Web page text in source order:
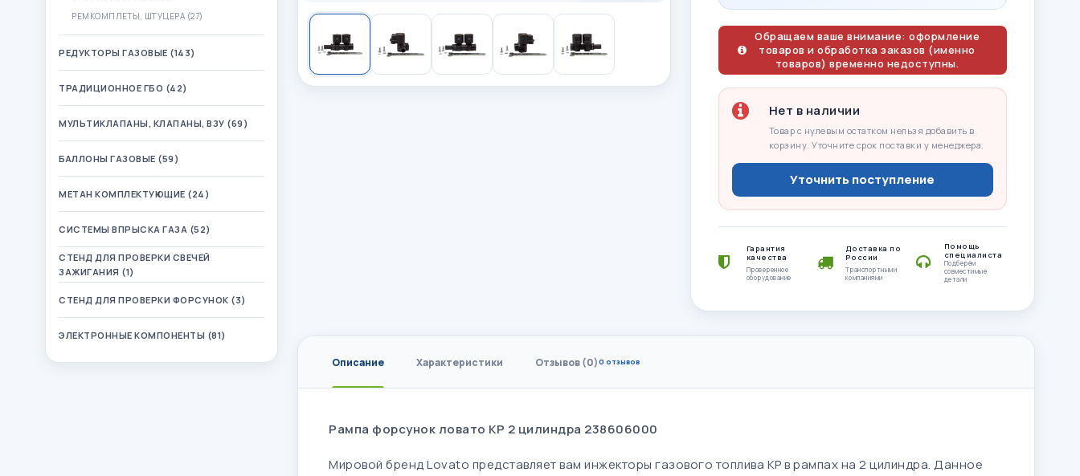
РЕМКОМПЛЕТЫ, ШТУЦЕРА (27)
РЕДУКТОРЫ ГАЗОВЫЕ (143)
ТРАДИЦИОННОЕ ГБО (42)
МУЛЬТИКЛАПАНЫ, КЛАПАНЫ, ВЗУ (69)
БАЛЛОНЫ ГАЗОВЫЕ (59)
МЕТАН КОМПЛЕКТУЮЩИЕ (24)
СИСТЕМЫ ВПРЫСКА ГАЗА (52)
СТЕНД ДЛЯ ПРОВЕРКИ СВЕЧЕЙ
ЗАЖИГАНИЯ (1)
СТЕНД ДЛЯ ПРОВЕРКИ ФОРСУНОК (3)
ЭЛЕКТРОННЫЕ КОМПОНЕНТЫ (81)
Обращаем ваше внимание: оформление
товаров и обработка заказов (именно
товаров) временно недоступны.
Нет в наличии
Товар с нулевым остатком нельзя добавить в
корзину. Уточните срок поставки у менеджера.
Уточнить поступление
Гарантия
качества
Проверенное
оборудование
Доставка по
России
Транспортными
компаниями
Помощь
специалиста
Подберём
совместимые
детали
Описание Характеристики Отзывов (0)0 отзывов
Рампа форсунок ловато КР 2 цилиндра 238606000
Мировой бренд Lovato представляет вам инжекторы газового топлива KP в рампах на 2 цилиндра. Данное